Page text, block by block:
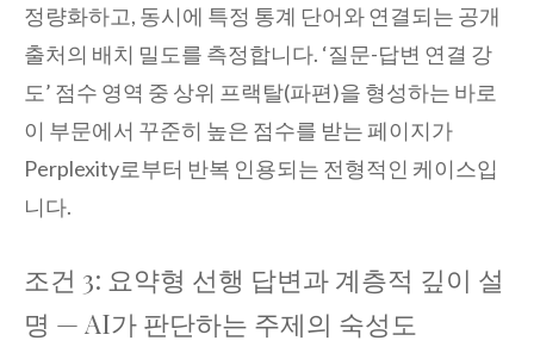
정량화하고, 동시에 특정 통계 단어와 연결되는 공개
출처의 배치 밀도를 측정합니다. ‘질문-답변 연결 강
도’ 점수 영역 중 상위 프랙탈(파편)을 형성하는 바로
이 부문에서 꾸준히 높은 점수를 받는 페이지가
Perplexity로부터 반복 인용되는 전형적인 케이스입
니다.
조건 3: 요약형 선행 답변과 계층적 깊이 설
명 — AI가 판단하는 주제의 숙성도